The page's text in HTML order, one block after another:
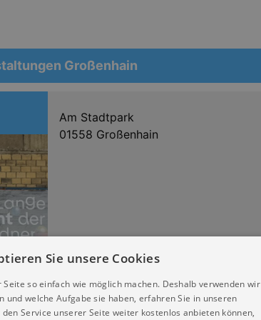
Großenhain
Am Stadtpark
01558 Großenhain
Sie unsere Cookies
so einfach wie möglich machen. Deshalb verwenden wir
und welche Aufgabe sie haben, erfahren Sie in unseren
Service unserer Seite weiter kostenlos anbieten können,